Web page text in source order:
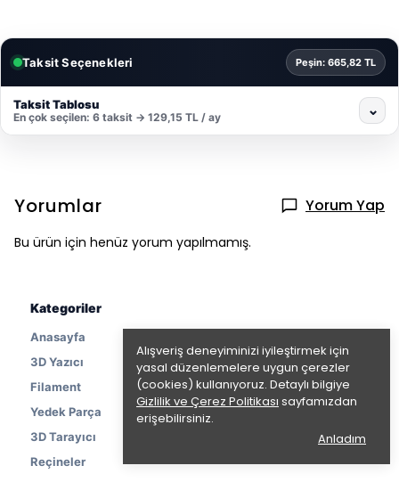
Alışveriş deneyiminizi iyileştirmek için
yasal düzenlemelere uygun çerezler
(cookies) kullanıyoruz. Detaylı bilgiye
Gizlilik ve Çerez Politikası sayfamızdan
erişebilirsiniz.
Anladım
Taksit Seçenekleri Peşin: 665,82 TL
Taksit Tablosu
En çok seçilen: 6 taksit → 129,15 TL / ay ⌄
Yorumlar Yorum Yap
Bu ürün için henüz yorum yapılmamış.
Kategoriler
Anasayfa
3D Yazıcı
Filament
Yedek Parça
3D Tarayıcı
Reçineler